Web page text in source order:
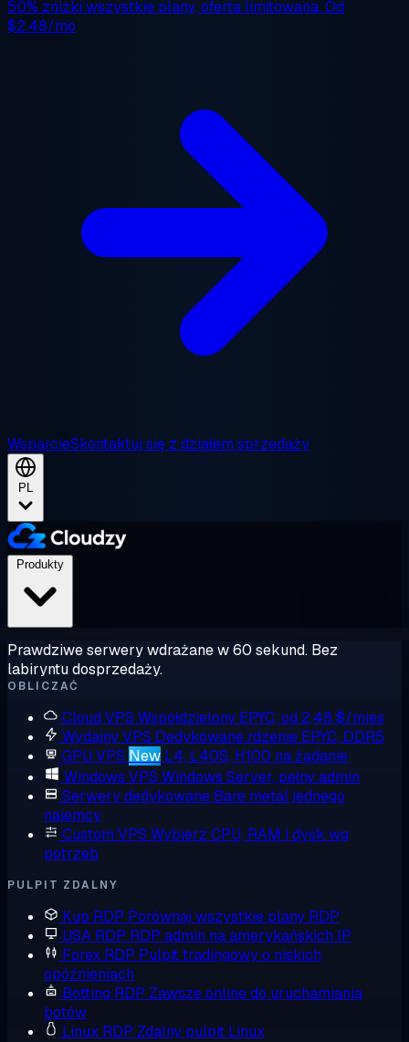
50% zniżki wszystkie plany, oferta limitowana. Od
$2.48/mo
WsparcieSkontaktuj się z działem sprzedaży
PL
Prawdziwe serwery wdrażane w 60 sekund. Bez
labiryntu dosprzedaży.
OBLICZAĆ
Cloud VPS Współdzielony EPYC, od 2,48 $/mies
Wydajny VPS Dedykowane rdzenie EPYC, DDR5
GPU VPS New L4, L40S, H100 na żądanie
Windows VPS Windows Server, pełny admin
Serwery dedykowane Bare metal jednego
najemcy
Custom VPS Wybierz CPU, RAM i dysk wg
potrzeb
PULPIT ZDALNY
Kup RDP Porównaj wszystkie plany RDP
USA RDP RDP admin na amerykańskich IP
Forex RDP Pulpit tradingowy o niskich
opóźnieniach
Botting RDP Zawsze online do uruchamiania
botów
Linux RDP Zdalny pulpit Linux